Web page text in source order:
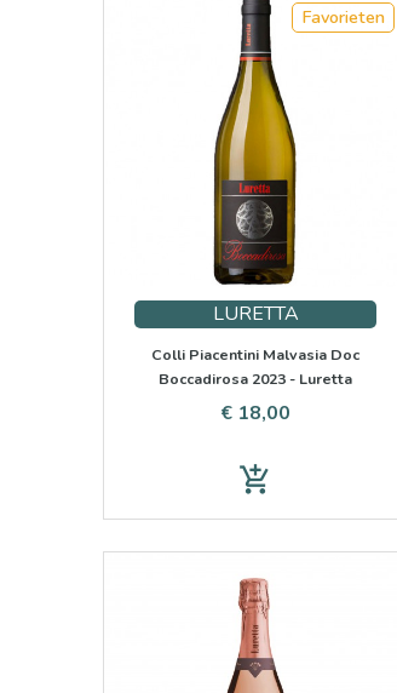
LURETTA
Colli Piacentini Malvasia Doc
Boccadirosa 2023 - Luretta
Prijs
€ 18,00
Favorieten
add_shopping_cart